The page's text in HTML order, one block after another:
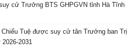
cử Trưởng BTS GHPGVN tỉnh Hà Tĩnh
Tuệ được suy cử tân Trưởng ban Trị
2031